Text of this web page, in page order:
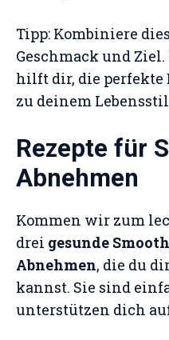
Tipp: Kombiniere
Geschmack und
hilft dir, die perfekte
zu deinem
Rezepte für
Abnehmen
Kommen wir zum
drei gesunde
Abnehmen, die du
kannst. Sie sind
unterstützen dich